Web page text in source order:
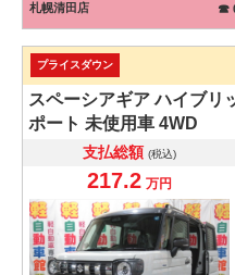
札幌清田店 ☎
プライスダウン
スペーシアギアハイブリ
ポート 未使用車 4WD
支払総額 (税込)
217.2 万円